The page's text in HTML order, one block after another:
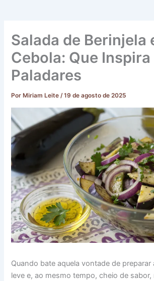
Salada de Berinjela
Cebola: Que Inspira
Paladares
Por Miriam Leite/19 de agosto de 2025
Quando bate aquela vontade de preparar
leve e, ao mesmo tempo, cheio de